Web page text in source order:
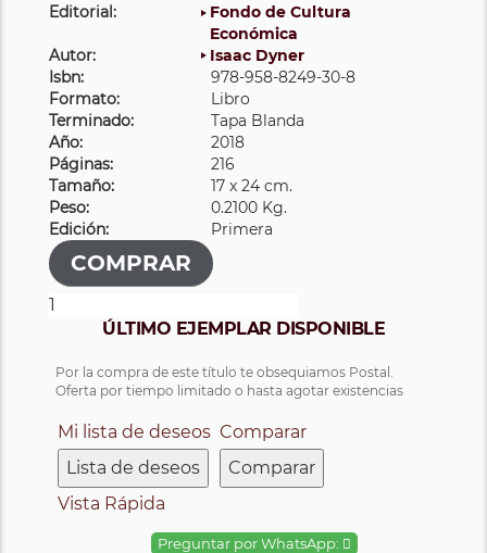
Editorial:
Fondo de Cultura
Económica
Autor:
Isaac Dyner
Isbn:
978-958-8249-30-8
Formato:
Libro
Terminado:
Tapa Blanda
Año:
2018
Páginas:
216
Tamaño:
17 x 24 cm.
Peso:
0.2100 Kg.
Edición:
Primera
ÚLTIMO EJEMPLAR DISPONIBLE
Por la compra de este título te obsequiamos Postal.
Oferta por tiempo limitado o hasta agotar existencias
Mi lista de deseos
Lista de deseos
Comparar
Comparar
Vista Rápida
Preguntar por WhatsApp: